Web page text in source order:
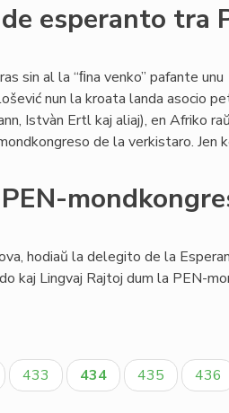
esperanto tra
sin al la “ﬁna venko” pafante unu
nun la kroata landa asocio
Istvàn Ertl kaj aliaj), en Afriko
de la verkistaro. Jen
hodiaŭ la delegito de la
kaj Lingvaj Rajtoj dum la PEN-
Paĝo
433
Aktuala
paĝo
434 Paĝo
435 Paĝo
436